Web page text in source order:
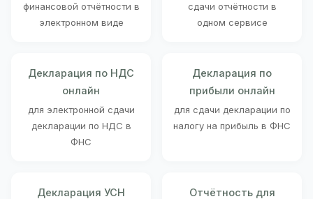
финансовой отчётности в
электронном виде
сдачи отчётности в
одном сервисе
Декларация по НДС
онлайн
для электронной сдачи
декларации по НДС в
ФНС
Декларация по
прибыли онлайн
для сдачи декларации по
налогу на прибыль в ФНС
Декларация УСН
Отчётность для